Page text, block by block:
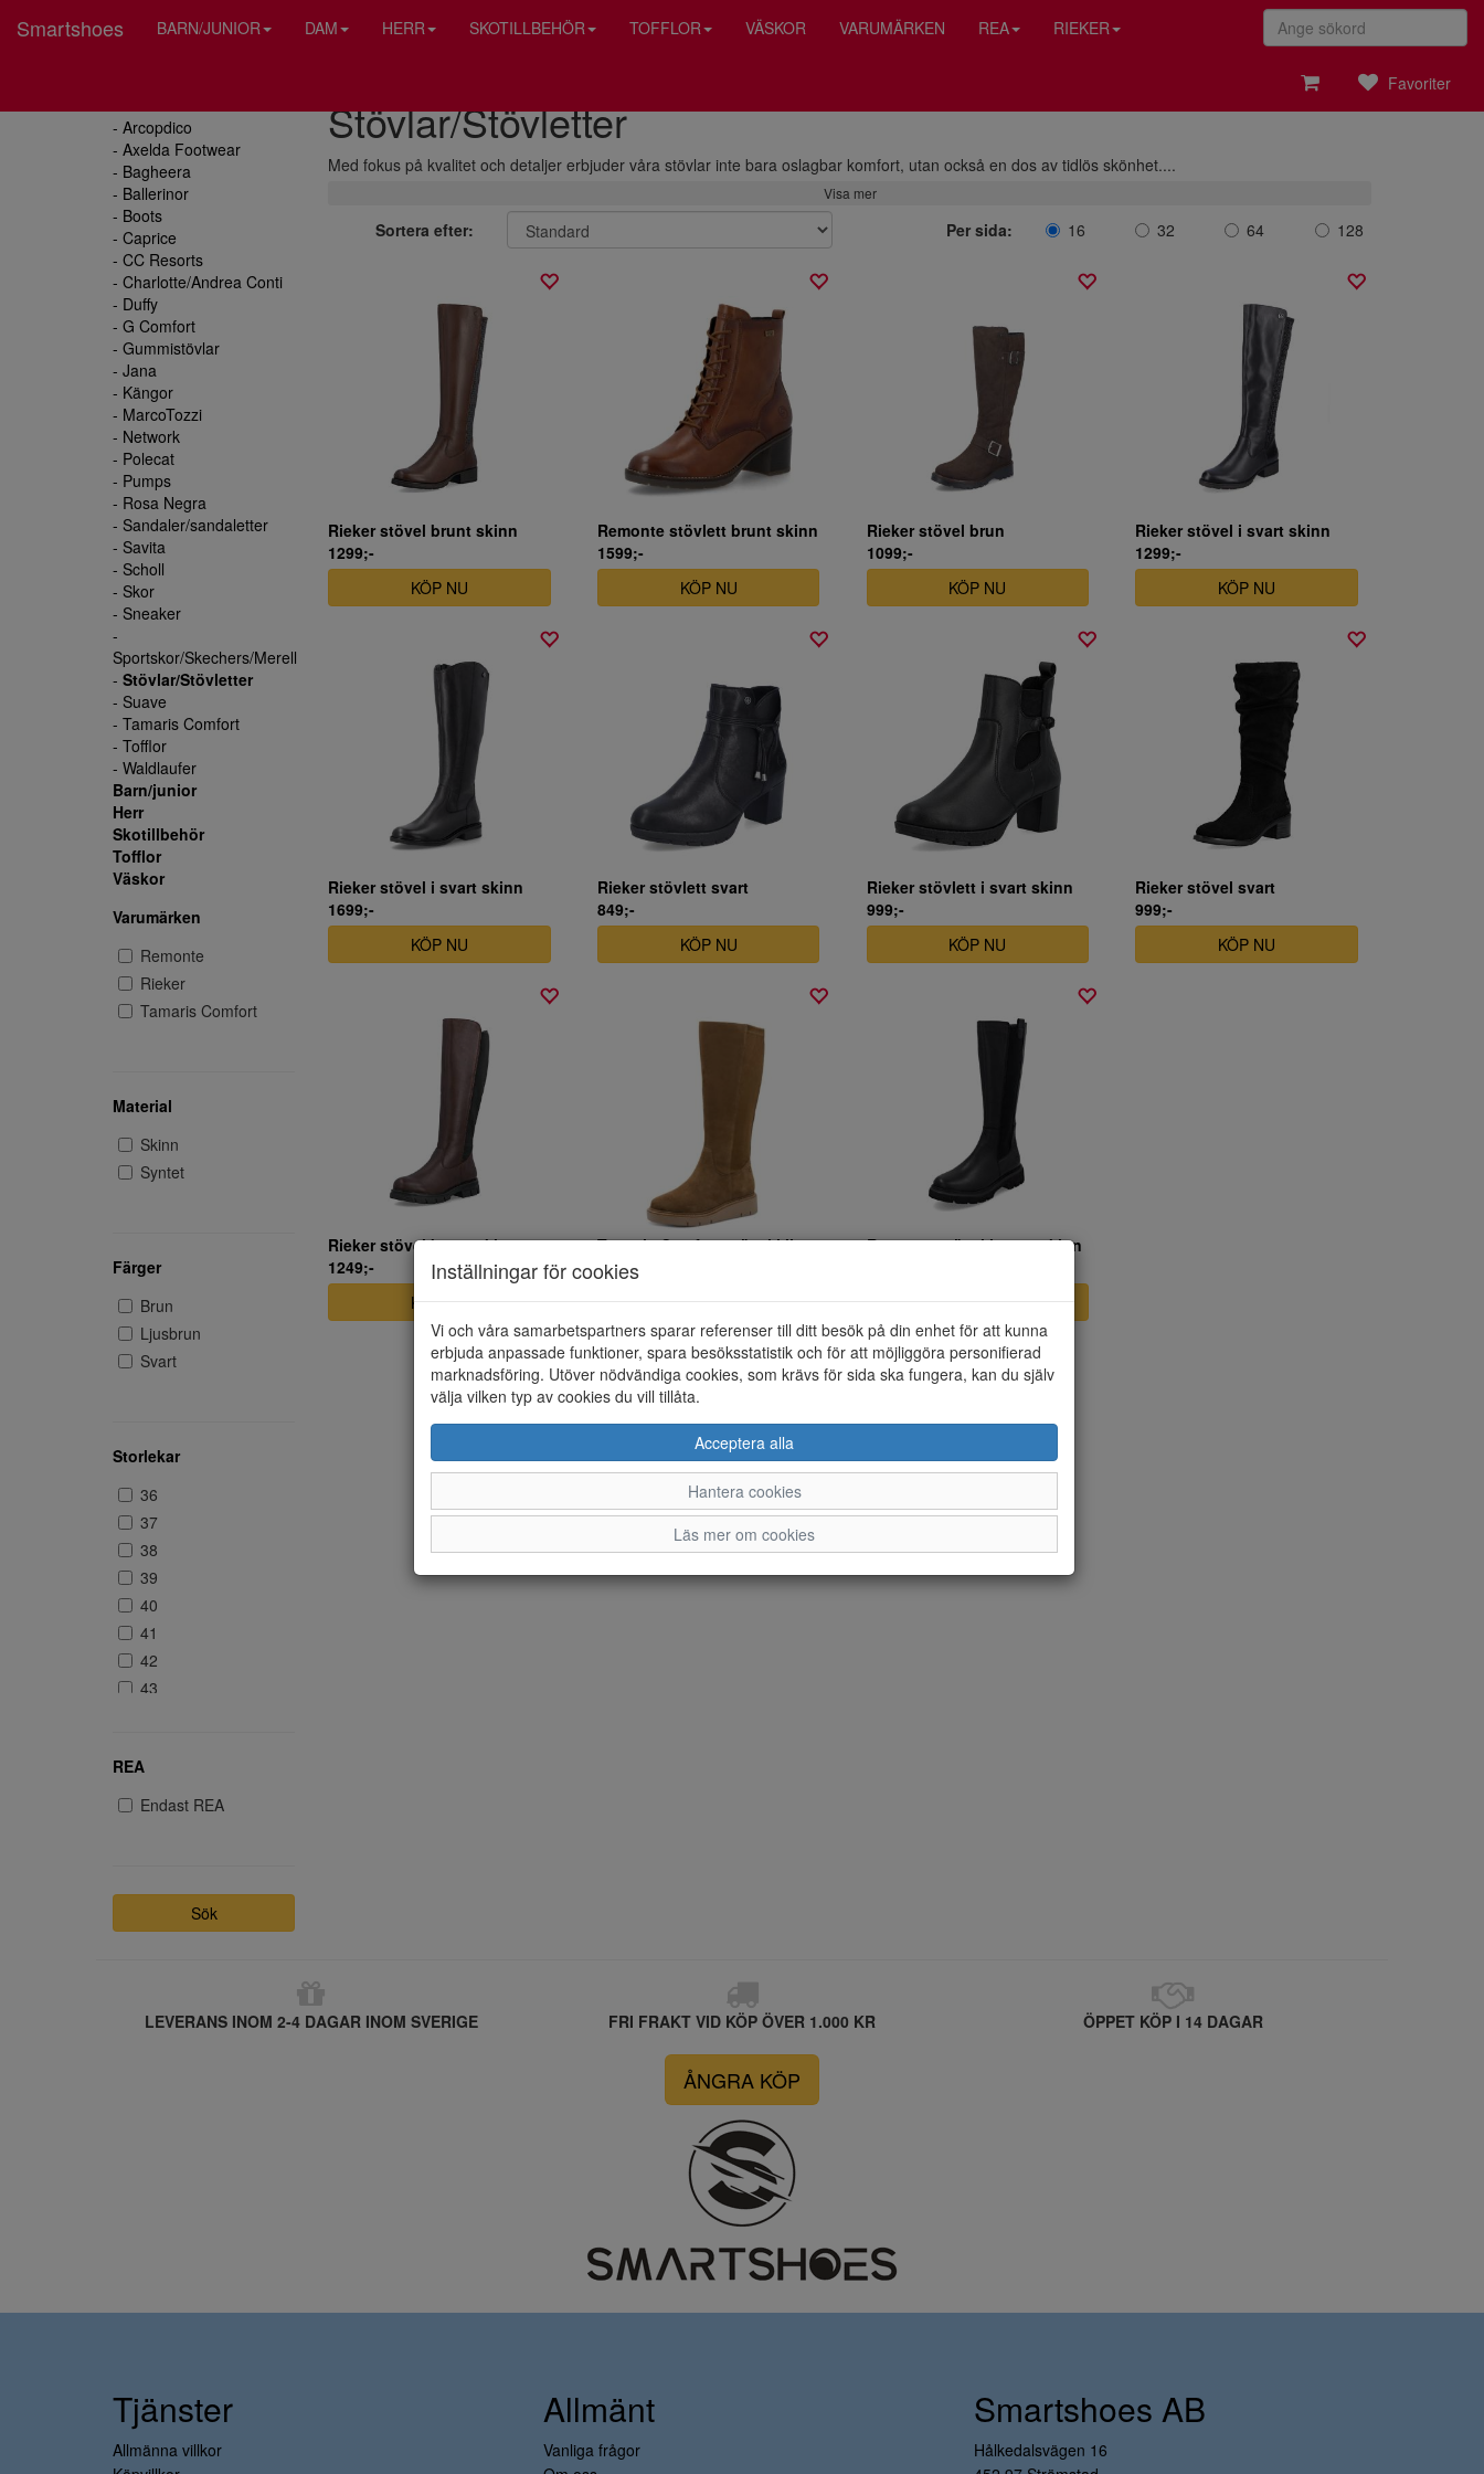
Smartshoes BARN/JUNIOR DAM HERR SKOTILLBEHÖR TOFFLOR VÄSKOR VARUMÄRKEN REA RIEKER
Favoriter
- Arcopdico
- Axelda Footwear
- Bagheera
- Ballerinor
- Boots
- Caprice
- CC Resorts
- Charlotte/Andrea Conti
- Duffy
- G Comfort
- Gummistövlar
- Jana
- Kängor
- MarcoTozzi
- Network
- Polecat
- Pumps
- Rosa Negra
- Sandaler/sandaletter
- Savita
- Scholl
- Skor
- Sneaker
-
Sportskor/Skechers/Merell
- Stövlar/Stövletter
- Suave
- Tamaris Comfort
- Tofflor
- Waldlaufer
Barn/junior
Herr
Skotillbehör
Tofflor
Väskor
Varumärken
Remonte
Rieker
Tamaris Comfort
Material
Skinn
Syntet
Färger
Brun
Ljusbrun
Svart
Storlekar
36
37
38
39
40
41
42
43
REA
Endast REA
Sök
Stövlar/Stövletter
Med fokus på kvalitet och detaljer erbjuder våra stövlar inte bara oslagbar komfort, utan också en dos av tidlös skönhet....
Visa mer
Sortera efter: Per sida: 16 32 64 128
Rieker stövel brunt skinn
1299;-
KÖP NU
Remonte stövlett brunt skinn
1599;-
KÖP NU
Rieker stövel brun
1099;-
KÖP NU
Rieker stövel i svart skinn
1299;-
KÖP NU
Rieker stövel i svart skinn
1699;-
KÖP NU
Rieker stövlett svart
849;-
KÖP NU
Rieker stövlett i svart skinn
999;-
KÖP NU
Rieker stövel svart
999;-
KÖP NU
Rieker stövel brunt skinn
1249;-
KÖP NU
Tamaris Comfort stövel i ljusbrun mocka
1999;-
KÖP NU
Remonte stövel i svart skinn
KÖP NU
LEVERANS INOM 2-4 DAGAR INOM SVERIGE FRI FRAKT VID KÖP ÖVER 1.000 KR ÖPPET KÖP I 14 DAGAR
ÅNGRA KÖP
Inställningar för cookies
Vi och våra samarbetspartners sparar referenser till ditt besök på din enhet för att kunna
erbjuda anpassade funktioner, spara besöksstatistik och för att möjliggöra personifierad
marknadsföring. Utöver nödvändiga cookies, som krävs för sida ska fungera, kan du själv
välja vilken typ av cookies du vill tillåta.
Acceptera alla
Hantera cookies
Läs mer om cookies
Tjänster
Allmänna villkor
Allmänt
Vanliga frågor
Smartshoes AB
Hålkedalsvägen 16